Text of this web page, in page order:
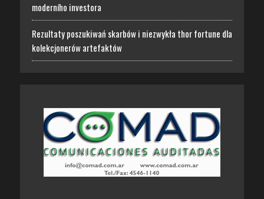
moderního investora
Rezultaty poszukiwań skarbów i niezwykła thor fortune dla
kolekcjonerów artefaktów